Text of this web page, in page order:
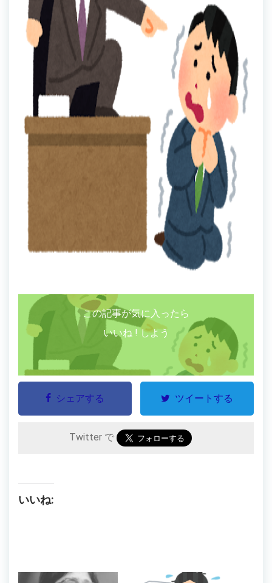
この記事が気に入ったら
いいね ! しよう
シェアする ツイートする
Twitter で
いいね: